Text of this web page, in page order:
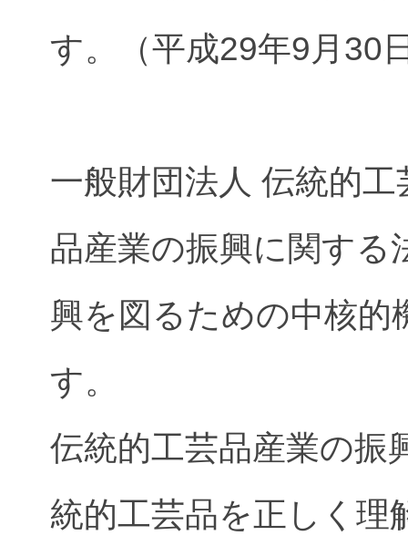
す。（平成29年9月30
一般財団法人 伝統的
品産業の振興に関する
興を図るための中核的
す。
伝統的工芸品産業の振
統的工芸品を正しく理